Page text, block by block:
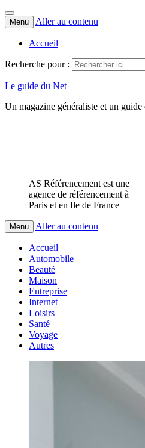
Menu Aller au contenu
Accueil
Recherche pour :
Le guide du Net
Un magazine généraliste et un
AS Référencement est une
agence de référencement à
Paris et en Ile de France
Menu Aller au contenu
Accueil
Automobile
Beauté
Maison
Entreprise
Internet
Loisirs
Santé
Voyage
Autres